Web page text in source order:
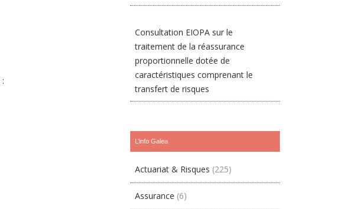
Consultation EIOPA sur le
traitement de la réassurance
proportionnelle dotée de
caractéristiques comprenant le
transfert de risques
L’info Galea
Actuariat & Risques (225)
Assurance (6)